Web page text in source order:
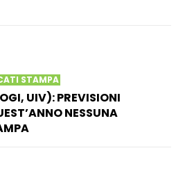
STAMPA
UIV): PREVISIONI
NESSUNA